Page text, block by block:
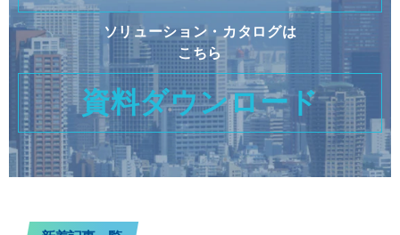
ソリューション・カタログは
こちら
資料ダウンロード